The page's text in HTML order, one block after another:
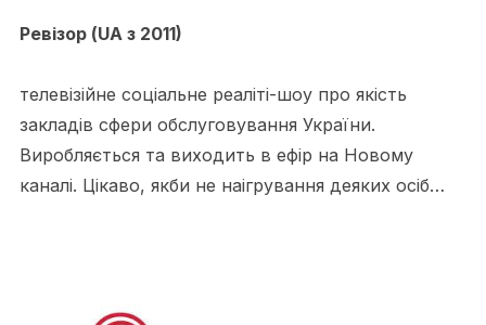
Ревізор (UA з 2011)
телевізійне соціальне реаліті-шоу про якість
закладів сфери обслуговування України.
Виробляється та виходить в ефір на Новому
каналі. Цікаво, якби не наігрування деяких осіб…